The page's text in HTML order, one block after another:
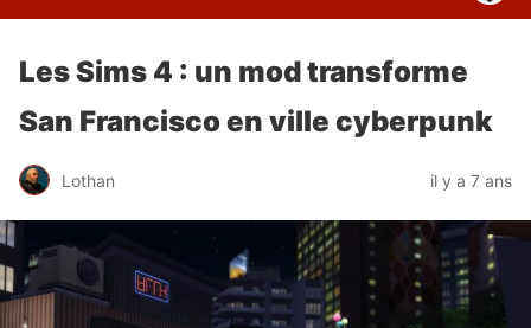
Les Sims 4 : un mod transforme
San Francisco en ville cyberpunk
Lothan il y a 7 ans